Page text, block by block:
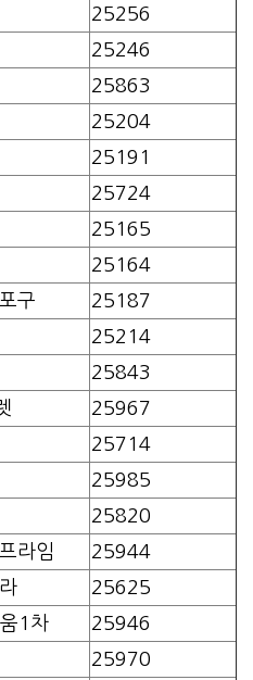
25256
25246
25863
25204
25191
25724
25165
25164
구
25187
25214
25843
25967
25714
25985
25820
라임
25944
25625
1차
25946
25970